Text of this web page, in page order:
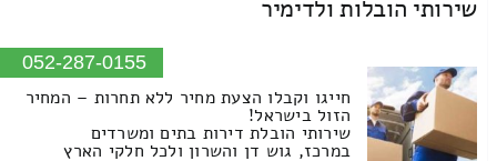
שירותי הובלות ולדימיר
052-287-0155
חייגו וקבלו הצעת מחיר ללא תחרות – המחיר
הזול בישראל!
שירותי הובלת דירות בתים ומשרדים
במרכז, גוש דן והשרון ולכל חלקי הארץ